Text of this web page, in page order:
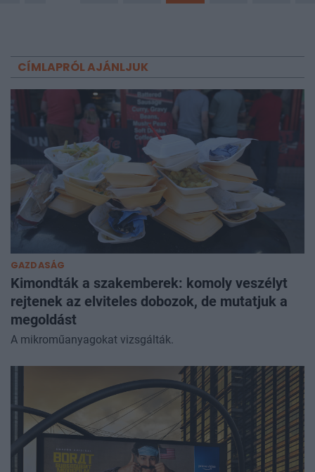
CÍMLAPRÓL AJÁNLJUK
GAZDASÁG
Kimondták a szakemberek: komoly veszélyt
rejtenek az elviteles dobozok, de mutatjuk a
megoldást
A mikroműanyagokat vizsgálták.